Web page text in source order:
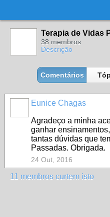
Terapia de Vidas
38 membros
Descrição
Comentários
Eunice Chagas
Agradeço a minha
ganhar
tantas dúvidas que
Passadas. Obrigada.
24 Out, 2016
11 membros curtem isto